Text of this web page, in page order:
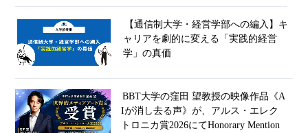
【通信制大学・経営学部への編入】キ
ャリアを劇的に変える「実践的経営
学」の真価
BBT大学の窪田 望教授の映像作品《A
Iが消し去る声》が、アルス・エレク
トロニカ賞2026にてHonorary Mention